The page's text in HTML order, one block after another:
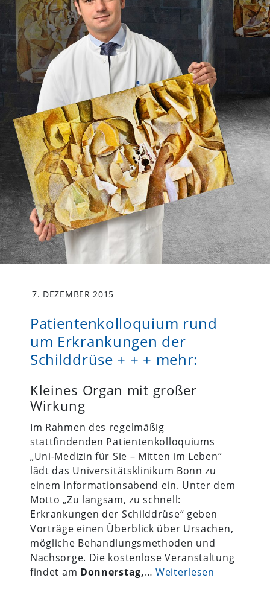
7. DEZEMBER 2015
Patientenkolloquium rund
um Erkrankungen der
Schilddrüse + + + mehr:
Kleines Organ mit großer
Wirkung
Im Rahmen des regelmäßig
stattfindenden Patientenkolloquiums
„Uni-Medizin für Sie – Mitten im Leben“
lädt das Universitätsklinikum Bonn zu
einem Informationsabend ein. Unter dem
Motto „Zu langsam, zu schnell:
Erkrankungen der Schilddrüse“ geben
Vorträge einen Überblick über Ursachen,
mögliche Behandlungsmethoden und
Nachsorge. Die kostenlose Veranstaltung
findet am Donnerstag,…Weiterlesen